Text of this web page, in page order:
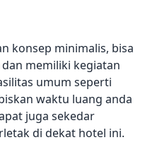
konsep minimalis, bisa
memiliki kegiatan
umum seperti
waktu luang anda
juga sekedar
di dekat hotel ini.